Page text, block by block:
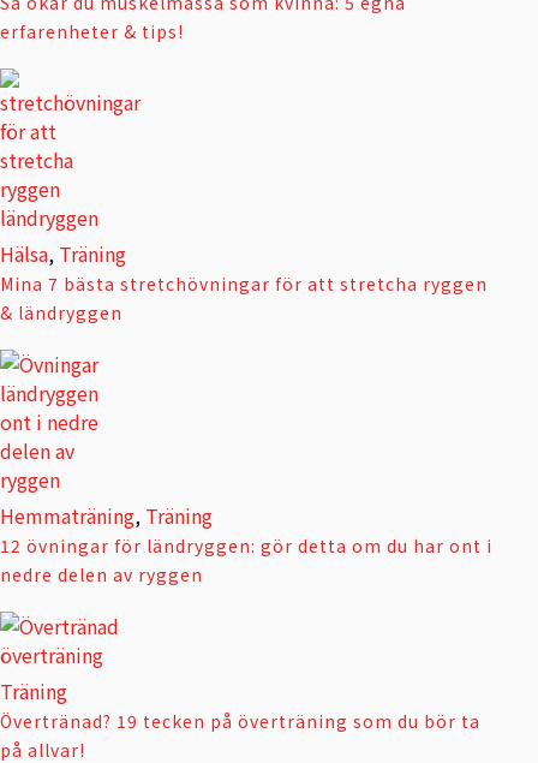
erfarenheter & tips!
Hälsa, Träning
Mina 7 bästa stretchövningar för att stretcha ryggen
& ländryggen
Hemmaträning, Träning
12 övningar för ländryggen: gör detta om du har ont i
nedre delen av ryggen
Träning
Övertränad? 19 tecken på överträning som du bör ta
på allvar!